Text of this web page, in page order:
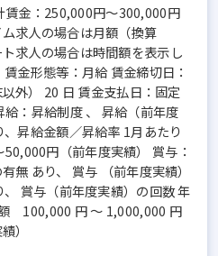
賃金：250,000円～300,000円
求人の場合は月額（換算
求人の場合は時間額を表示し
金形態等：月給 賃金締切日：
外） 20 日 賃金支払日：固定
給：昇給制度 、 昇給（前年度
、昇給金額／昇給率 1月あたり
円（前年度実績） 賞与：
無 あり、 賞与 （前年度実績）
、 賞与（前年度実績）の回数 年
100,000 円 ～ 1,000,000 円
）